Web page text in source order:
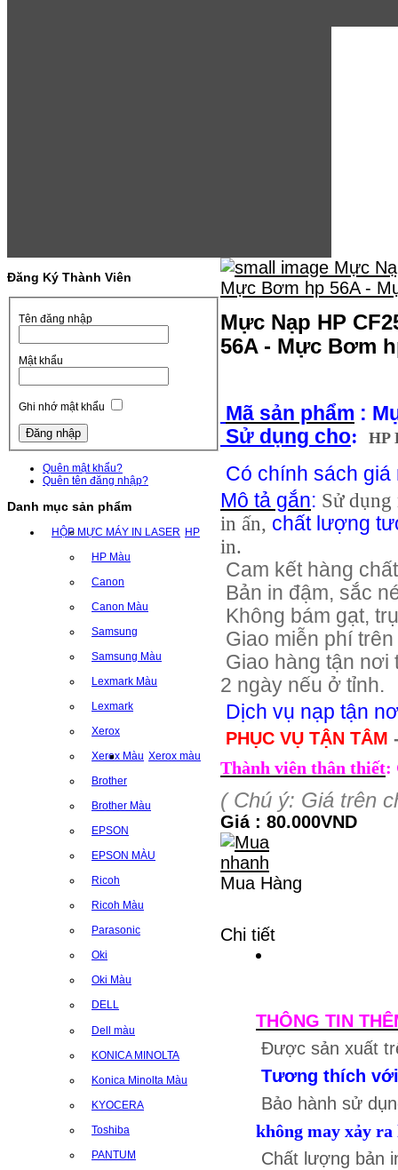
Đăng Ký Thành Viên
Tên đăng nhập
Mật khẩu
Ghi nhớ mật khẩu
Quên mật khẩu?
Quên tên đăng nhập?
Danh mục sản phẩm
HỘP MỰC MÁY IN LASER HP
HP Màu
Canon
Canon Màu
Samsung
Samsung Màu
Lexmark Màu
Lexmark
Xerox
Xerox Màu Xerox màu
Brother
Brother Màu
EPSON
EPSON MÀU
Ricoh
Ricoh Màu
Parasonic
Oki
Oki Màu
DELL
Dell màu
KONICA MINOLTA
Konica Minolta Màu
KYOCERA
Toshiba
PANTUM
Mực Nạp HP
56A - Mực Bơm
Mã sản phẩm :
Sử dụng cho: HP
Có chính sách
Mô tả gắn: Sử
in ấn, chất lượng
in.
Cam kết hàng
Bản in đậm, sắc
Không bám gạt,
Giao miễn phí
Giao hàng tận nơi
2 ngày nếu ở tỉnh.
Dịch vụ nạp tận
PHỤC VỤ TẬN TÂM
Thành viên thân thiết:
( Chú ý: Giá trên
Giá : 80.000VND
Mua Hàng
Chi tiết
THÔNG TIN
Được sản xuất
Tương thích
Bảo hành sử
không may xảy
Chất lượng bản